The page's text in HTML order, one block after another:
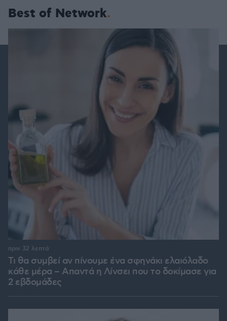
Best of Network
Τι θα συμβεί αν πίνουμε ένα σφηνάκι ελαιόλαδο
κάθε μέρα – Απαντά η Λίνσει που το δοκίμασε για
2 εβδομάδες
πριν 32 λεπτά